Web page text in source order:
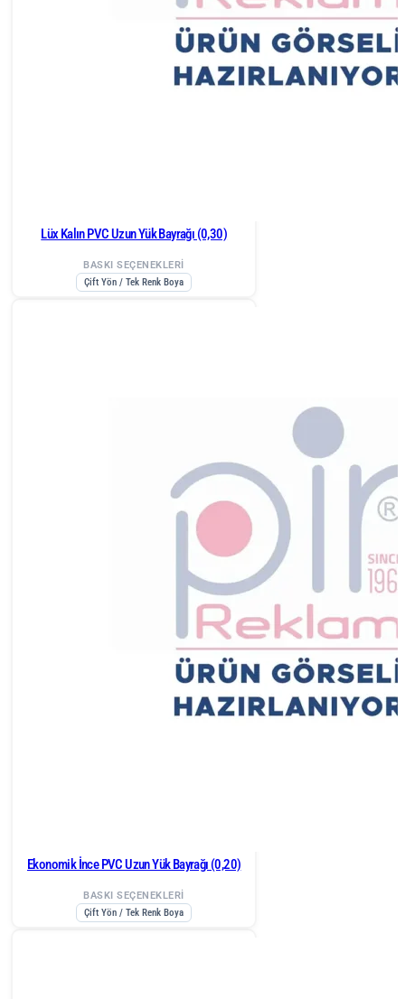
Lüx Kalın PVC Uzun Yük Bayrağı (0,30)
BASKI SEÇENEKLERİ
Çift Yön / Tek Renk Boya
Ekonomik İnce PVC Uzun Yük Bayrağı (0,20)
BASKI SEÇENEKLERİ
Çift Yön / Tek Renk Boya